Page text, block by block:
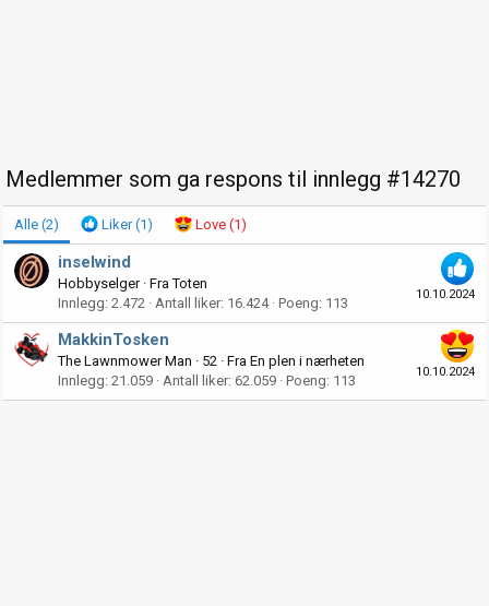
Medlemmer som ga respons til innlegg #14270
Alle (2) Liker(1) Love (1)
10.10.2024
inselwind
Hobbyselger · FraToten
Innlegg 2.472 Antall liker 16.424 Poeng 113
10.10.2024
MakkinTosken
The Lawnmower Man · 52 · Fra En plen i nærheten
Innlegg 21.059 Antall liker 62.059 Poeng 113